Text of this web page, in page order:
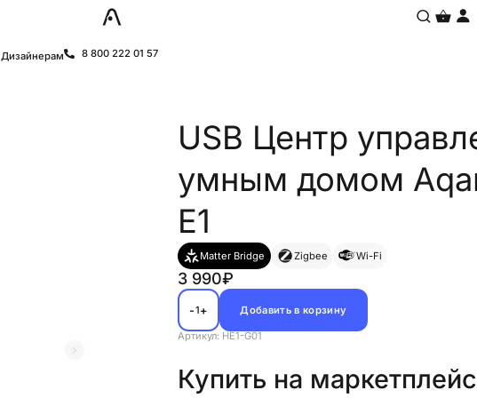
Дизайнерам 8 800 222 01 57
USB Центр
умным домом
E1
Matter Bridge Zigbee Wi-Fi
3 990₽
-1+ Добавить в корзину
Артикул: HE1-G01
Купить на